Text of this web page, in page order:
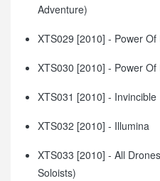
Adventure)
XTS029 [2010] - Power
XTS030 [2010] - Power
XTS031 [2010] - Invincible
XTS032 [2010] - Illumina
XTS033 [2010] - All
Soloists)